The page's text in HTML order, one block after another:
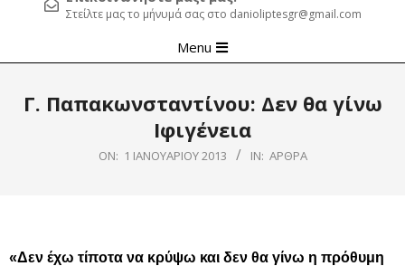
Στείλτε μας το μήνυμά σας στο danioliptesgr@gmail.com
Navigation
Menu
Γ. Παπακωνσταντίνου: Δεν θα γίνω
Ιφιγένεια
ON: 1 ΙΑΝΟΥΑΡΊΟΥ 2013 IN: ΆΡΘΡΑ
«Δεν έχω τίποτα να κρύψω και δεν θα γίνω η πρόθυμη